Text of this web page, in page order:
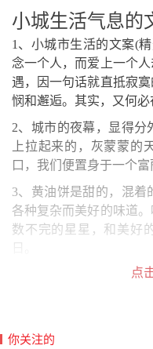
小城生活气息的
1、小城市生活的文案(
念一个人，而爱上一个
遇，因一句话就直抵寂
悯和邂逅。其实，又何必
2、城市的夜幕，显得分
上拉起来的，灰蒙蒙的
口，我们便置身于一个富
3、黄油饼是甜的，混着
各种复杂而美好的味道
数不完的星星，和美好
休闲放松适合发
为了放松心情，因为生活
点
你关注的